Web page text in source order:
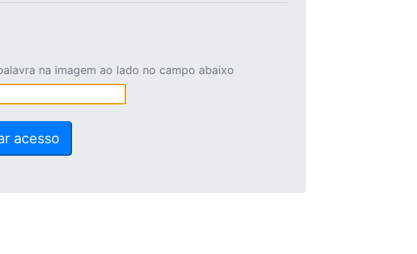
na imagem ao lado no campo abaixo